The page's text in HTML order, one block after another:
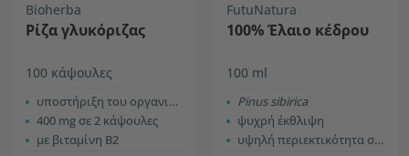
Bioherba
Ρίζα γλυκόριζας
100 κάψουλες
υποστήριξη του οργανισμού
400 mg σε 2 κάψουλες
με βιταμίνη Β2
FutuNatura
100% Έλαιο κέδρου
100 ml
Pinus sibirica
ψυχρή έκθλιψη
υψηλή περιεκτικότητα σε βιταμίνη Ε